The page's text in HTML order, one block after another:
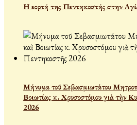
Η εορτή της Πεντηκοστής στην
Μήνυμα τοῦ Σεβασμιωτάτου
Βοιωτίας κ. Χρυσοστόμου γιὰ τὴν
2026